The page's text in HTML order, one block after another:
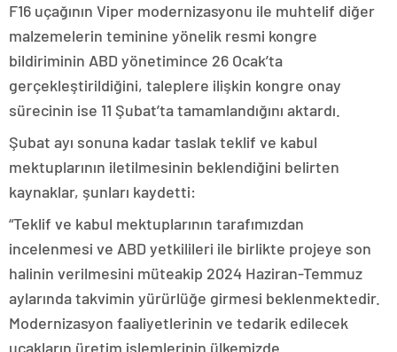
F16 uçağının Viper modernizasyonu ile muhtelif diğer
malzemelerin teminine yönelik resmi kongre
bildiriminin ABD yönetimince 26 Ocak’ta
gerçekleştirildiğini, taleplere ilişkin kongre onay
sürecinin ise 11 Şubat’ta tamamlandığını aktardı.
Şubat ayı sonuna kadar taslak teklif ve kabul
mektuplarının iletilmesinin beklendiğini belirten
kaynaklar, şunları kaydetti:
“Teklif ve kabul mektuplarının tarafımızdan
incelenmesi ve ABD yetkilileri ile birlikte projeye son
halinin verilmesini müteakip 2024 Haziran-Temmuz
aylarında takvimin yürürlüğe girmesi beklenmektedir.
Modernizasyon faaliyetlerinin ve tedarik edilecek
uçakların üretim işlemlerinin ülkemizde